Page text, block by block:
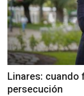
Linares: cuando
persecución